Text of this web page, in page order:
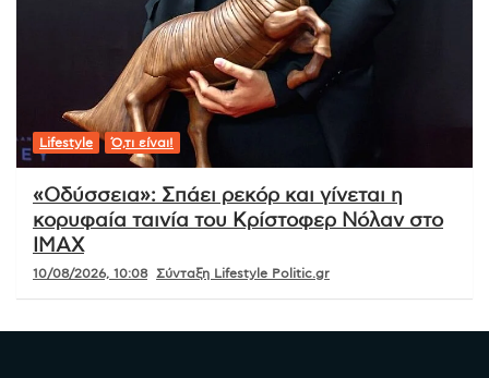
Lifestyle Ό,τι είναι!
«Οδύσσεια»: Σπάει ρεκόρ και γίνεται η
κορυφαία ταινία του Κρίστοφερ Νόλαν στο
IMAX
10/08/2026, 10:08 Σύνταξη Lifestyle Politic.gr